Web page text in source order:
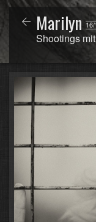
Marilyn
Shootings